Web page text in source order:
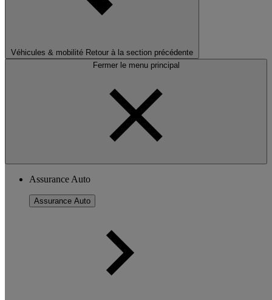
Véhicules & mobilité Retour à la section précédente
Fermer le menu principal
Assurance Auto
Assurance Auto